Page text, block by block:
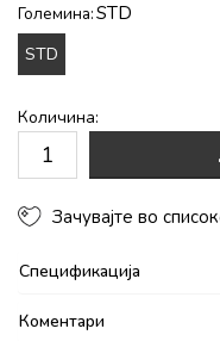
Големина:STD
STD
Количина:
Зачувајте во
Спецификација
Коментари